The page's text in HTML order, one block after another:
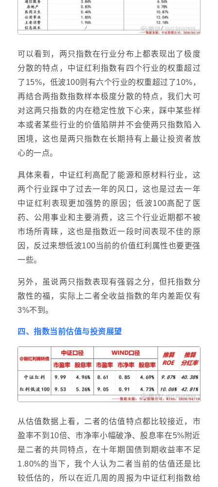
可以看到，两只指数在行业分布上都表现出了极度
分散的特点，中证红利指数有四个行业的权重超过
了15%，低波100则有六个行业的权重超过了10%，
再结合两指数指数样本极度分散的特点，我们大可
对这两只指数的内在稳定性放下心来，踩中某些样
本或者某些行业的价值陷阱并不会使两只指数陷入
困境，这也是两只指数在长期持有上最让投资者放
心的一点。
具体来看，中证红利高配了能源和原材料行业，这
两个行业踩中了过去一年的风口，这也是过去一年
中证红利表现更加强势的原因；低波100高配了医
药、公用事业和主要消费，这三个行业近期都不被
市场所青睐，这也是指数近一段时间表现不佳的原
因，反过来想低波100当前的价值红利属性也要更强
一些。
另外，虽说两只指数表现有强弱之分，但托指数分
散性的福，实际上二者全收益指数的年内差距仅有
3%不到。
四、指数当前估值与投资展望
从估值数据上看，二者的估值特点都比较接近，市
盈率不到10倍、市净率小幅破净、股息率在5%附近
是二者的共同特点，在十年期国债到期收益率不足
1.80%的当下，我个人认为二者当前的估值还是比
较低估的，所以在近几周的周报为中证红利指数给